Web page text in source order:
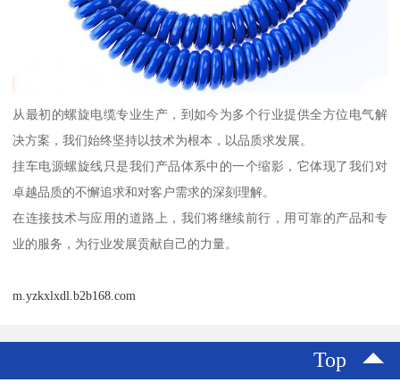
从最初的螺旋电缆专业生产，到如今为多个行业提供全方位电气解
决方案，我们始终坚持以技术为根本，以品质求发展。
挂车电源螺旋线只是我们产品体系中的一个缩影，它体现了我们对
卓越品质的不懈追求和对客户需求的深刻理解。
在连接技术与应用的道路上，我们将继续前行，用可靠的产品和专
业的服务，为行业发展贡献自己的力量。
m.yzkxlxdl.b2b168.com
Top